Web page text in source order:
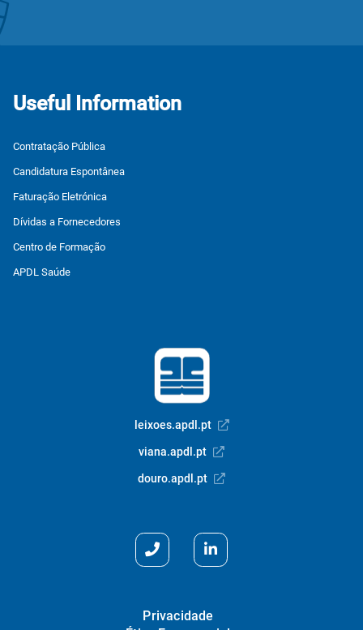
Useful Information
Contratação Pública
Candidatura Espontânea
Faturação Eletrónica
Dívidas a Fornecedores
Centro de Formação
APDL Saúde
leixoes.apdl.pt
viana.apdl.pt
douro.apdl.pt
Privacidade